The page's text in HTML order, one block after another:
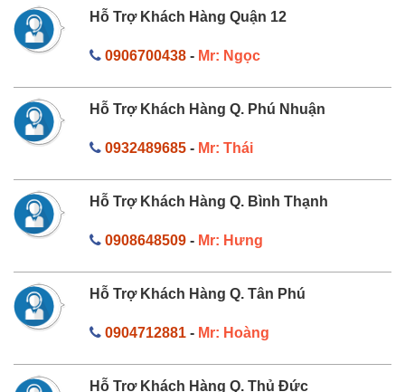
Hỗ Trợ Khách Hàng Quận 12
0906700438- Mr: Ngọc
Hỗ Trợ Khách Hàng Q. Phú Nhuận
0932489685- Mr: Thái
Hỗ Trợ Khách Hàng Q. Bình Thạnh
0908648509- Mr: Hưng
Hỗ Trợ Khách Hàng Q. Tân Phú
0904712881- Mr: Hoàng
Hỗ Trợ Khách Hàng Q. Thủ Đức